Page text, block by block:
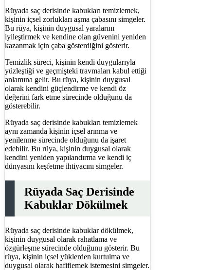
Rüyada saç derisinde kabukları temizlemek,
kişinin içsel zorlukları aşma çabasını simgeler.
Bu rüya, kişinin duygusal yaralarını
iyileştirmek ve kendine olan güvenini yeniden
kazanmak için çaba gösterdiğini gösterir.
Temizlik süreci, kişinin kendi duygularıyla
yüzleştiği ve geçmişteki travmaları kabul ettiği
anlamına gelir. Bu rüya, kişinin duygusal
olarak kendini güçlendirme ve kendi öz
değerini fark etme sürecinde olduğunu da
gösterebilir.
Rüyada saç derisinde kabukları temizlemek
aynı zamanda kişinin içsel arınma ve
yenilenme sürecinde olduğunu da işaret
edebilir. Bu rüya, kişinin duygusal olarak
kendini yeniden yapılandırma ve kendi iç
dünyasını keşfetme ihtiyacını simgeler.
Rüyada Saç Derisinde
Kabuklar Dökülmek
Rüyada saç derisinde kabuklar dökülmek,
kişinin duygusal olarak rahatlama ve
özgürleşme sürecinde olduğunu gösterir. Bu
rüya, kişinin içsel yüklerden kurtulma ve
duygusal olarak hafiflemek istemesini simgeler.